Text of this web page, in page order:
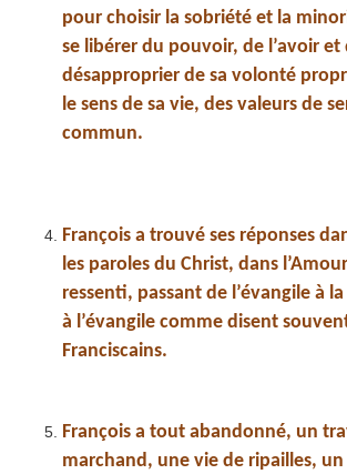
pour choisir la sobriété et la
se libérer du pouvoir, de l’avoir et
désapproprier de sa volonté
le sens de sa vie, des valeurs de
commun.
François a trouvé ses réponses
les paroles du Christ, dans
ressenti, passant de l’évangile à
à l’évangile comme disent
Franciscains.
François a tout abandonné, un
marchand, une vie de ripailles,